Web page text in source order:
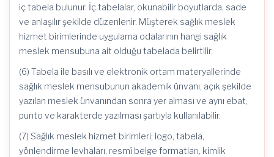
iç tabela bulunur. İç tabelalar, okunabilir boyutlarda, sade
ve anlaşılır şekilde düzenlenir. Müşterek sağlık meslek
hizmet birimlerinde uygulama odalarının hangi sağlık
meslek mensubuna ait olduğu tabelada belirtilir.
(6) Tabela ile basılı ve elektronik ortam materyallerinde
sağlık meslek mensubunun akademik ünvanı, açık şekilde
yazılan meslek ünvanından sonra yer alması ve aynı ebat,
punto ve karakterde yazılması şartıyla kullanılabilir.
(7) Sağlık meslek hizmet birimleri; logo, tabela,
yönlendirme levhaları, resmî belge formatları, kimlik